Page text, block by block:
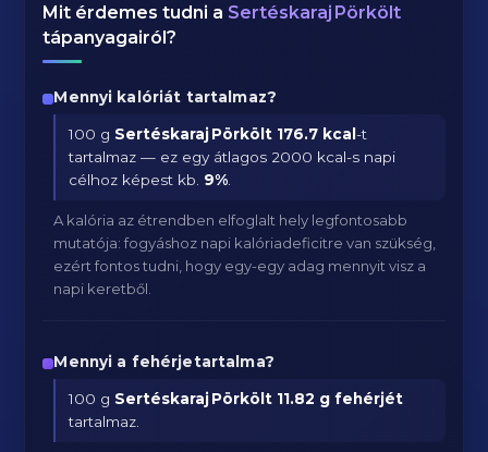
Mit érdemes tudni a Sertéskaraj Pörkölt
tápanyagairól?
Mennyi kalóriát tartalmaz?
100 g Sertéskaraj Pörkölt 176.7 kcal-t
tartalmaz — ez egy átlagos 2000 kcal-s napi
célhoz képest kb. 9%
A kalória az étrendben elfoglalt hely legfontosabb
mutatója: fogyáshoz napi kalóriadeficitre van szükség,
ezért fontos tudni, hogy egy-egy adag mennyit visz a
napi keretből.
Mennyi a fehérjetartalma?
100 g Sertéskaraj Pörkölt 11.82 g fehérjét
tartalmaz.